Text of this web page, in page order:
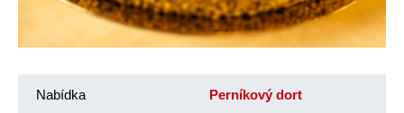
Nabídka Perníkový dort